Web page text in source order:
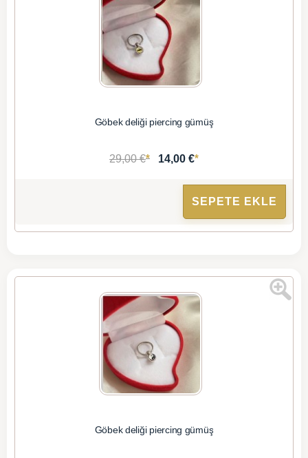
Göbek deliği piercing gümüş
29,00 €* 14,00 €*
SEPETE EKLE
Göbek deliği piercing gümüş